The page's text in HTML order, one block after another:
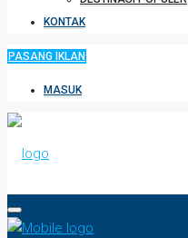
KONTAK
PASANG IKLAN
MASUK